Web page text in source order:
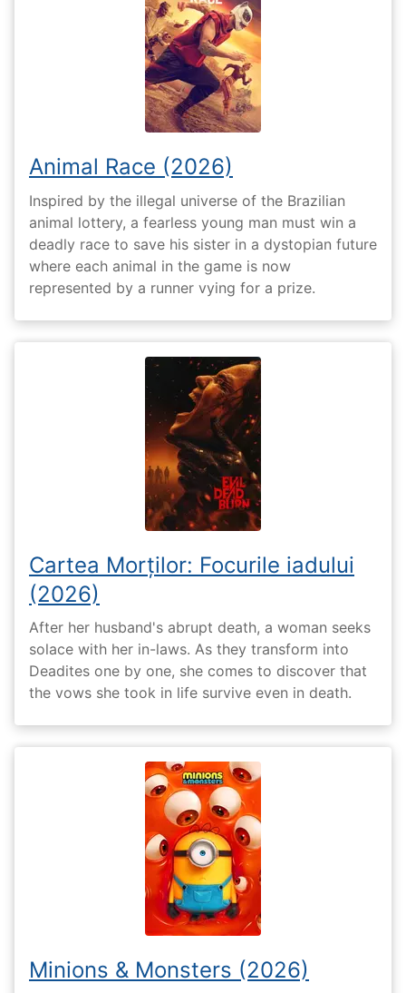
Animal Race (2026)
Inspired by the illegal universe of the Brazilian
animal lottery, a fearless young man must win a
deadly race to save his sister in a dystopian future
where each animal in the game is now
represented by a runner vying for a prize.
Cartea Morților: Focurile iadului
(2026)
After her husband's abrupt death, a woman seeks
solace with her in-laws. As they transform into
Deadites one by one, she comes to discover that
the vows she took in life survive even in death.
Minions & Monsters (2026)